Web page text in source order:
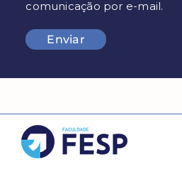
comunicação por e-mail.